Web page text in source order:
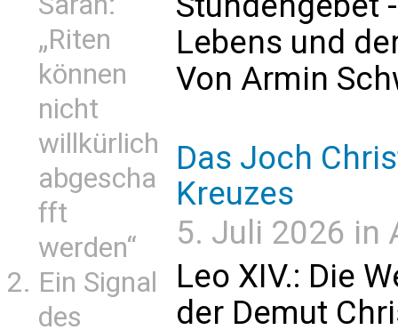
„Riten
können
nicht
willkürlich
abgescha
fft
werden“
Ein Signal
des
Lebens und
Von Armin
Das Joch
Kreuzes
5. Juli 2026 in
Leo XIV.: Die
der Demut